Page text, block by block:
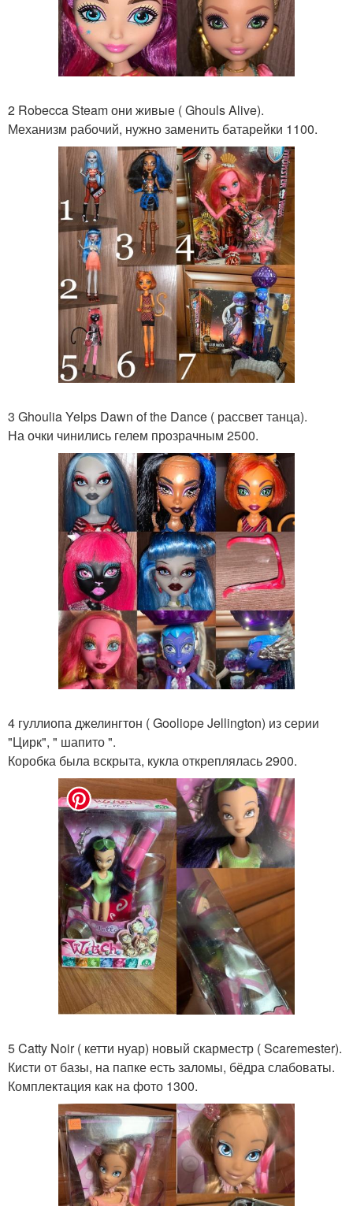
2 Robecca Steam они живые ( Ghouls Alive).
Механизм рабочий, нужно заменить батарейки 1100.
3 Ghoulia Yelps Dawn of the Dance ( рассвет танца).
На очки чинились гелем прозрачным 2500.
4 гуллиопа джелингтон ( Gooliope Jellington) из серии
"Цирк", " шапито ".
Коробка была вскрыта, кукла откреплялась 2900.
5 Catty Noir ( кетти нуар) новый скарместр ( Scaremester).
Кисти от базы, на папке есть заломы, бёдра слабоваты.
Комплектация как на фото 1300.